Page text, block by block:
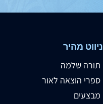
ניווט מהיר
תורה שלמה
ספרי הוצאה לאור
מבצעים